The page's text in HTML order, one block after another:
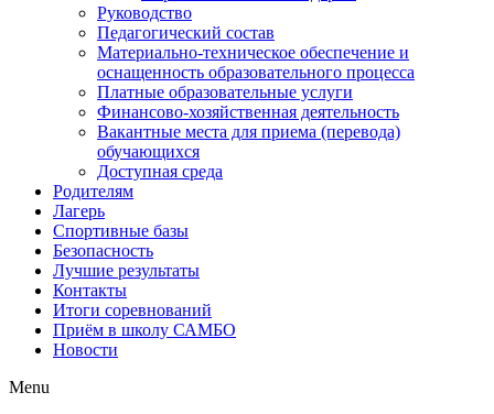
Руководство
Педагогический состав
Материально-техническое обеспечение и
оснащенность образовательного процесса
Платные образовательные услуги
Финансово-хозяйственная деятельность
Вакантные места для приема (перевода)
обучающихся
Доступная среда
Родителям
Лагерь
Спортивные базы
Безопасность
Лучшие результаты
Контакты
Итоги соревнований
Приём в школу САМБО
Новости
Menu